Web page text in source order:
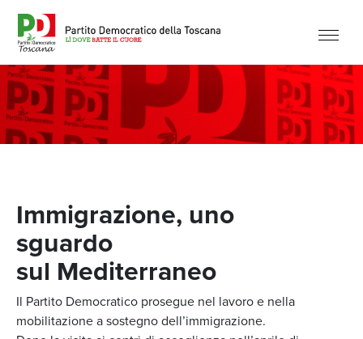
Immigrazione, uno
sguardo
sul Mediterraneo
Il Partito Democratico prosegue nel lavoro e nella
mobilitazione a sostegno dell’immigrazione.